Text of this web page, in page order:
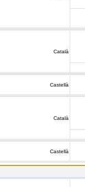
Català
Castellà
Català
Castellà